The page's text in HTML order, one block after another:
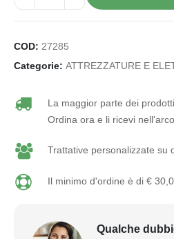
COD: 27285
Categorie: ATTREZZATURE E
La maggior parte dei
Ordina ora e li ricevi
Trattative personalizzate su
Il minimo d'ordine è di €
Qualche